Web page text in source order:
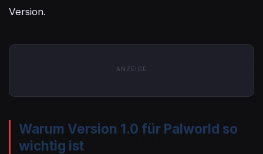
Version.
ANZEIGE
Warum Version 1.0 für Palworld so
wichtig ist